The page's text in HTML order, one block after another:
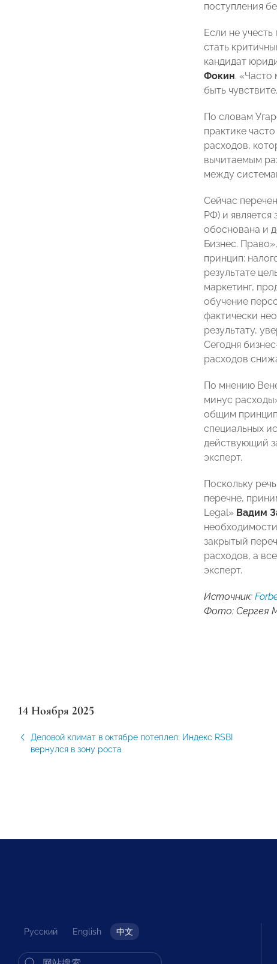
поступления
Если не
стать
кандидат
Фокин. «Часто
быть
По словам
практике
расходов,
вычитаемым
между
Сейчас
РФ) и является
обоснована и
Бизнес.
принцип:
результате
маркетинг,
обучение
фактически
результату,
Сегодня
расходов
По мнению
минус
общим
специальных
действующий
эксперт.
Поскольку
перечне,
Legal» Вадим
закрытый
расходов, а
эксперт.
Источник:
Фото: Сергея
14 Ноября 2025
Деловой климат в октябре потеплел: Индекс RSBI
вернулся в зону роста
Русский English 中文